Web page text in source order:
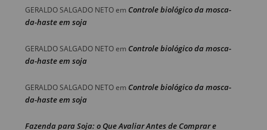
GERALDO SALGADO NETOem Controle biológico da mosca-
da-haste em soja
GERALDO SALGADO NETOem Controle biológico da mosca-
da-haste em soja
GERALDO SALGADO NETOem Controle biológico da mosca-
da-haste em soja
Fazenda para Soja: o Que Avaliar Antes de Comprar e